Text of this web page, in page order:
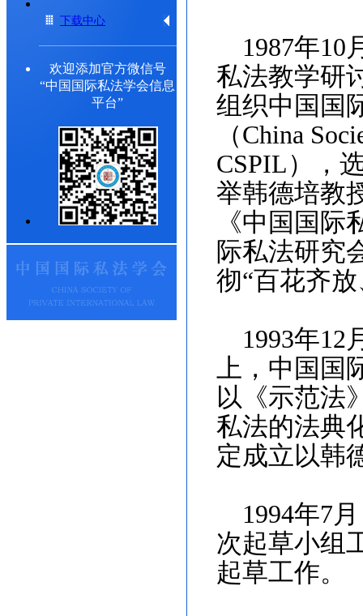
下载中心
欢迎添加官方微信号
“中国国际私法学会信息
平台”
1987年10
私法教学研
组织中国国
（China
CSPIL ），
举韩德培教
《中国国
际私法研究
彻“百花齐
1993年12
上，中国国
以《示范法
私法的法典
定成立以韩
1994年7
次起草小组
起草工作。